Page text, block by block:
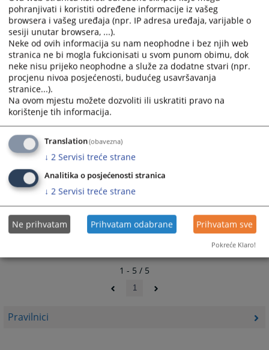
Pravilnici
and
select
a
date.
Press
the
mark
key
to
get
the
shortcuts
for
changing
dates.
and
select
date.
Press
the
mark
to
shortcuts
changing
dates.
19.03.2018.
Uputstvo o postupanju sa prijavom korupcije
Odluka o uspostavljanju WEB uredništva Okružnog
tužilaštva u Doboju
Pravilnik o unutrašnjoj organizaciji i poslovanju
1 - 5 / 5
1
pohranjivati i koristiti određene informacije iz vašeg
browsera i vašeg uređaja (npr. IP adresa uređaja, varijable o
sesiji unutar browsera, ...).
Neke od ovih informacija su nam neophodne i bez njih web
stranica ne bi mogla fukcionisati u svom punom obimu, dok
neke nisu prijeko neophodne a služe za dodatne stvari (npr.
procjenu nivoa posjećenosti, budućeg usavršavanja
stranice...).
Na ovom mjestu možete dozvoliti ili uskratiti pravo na
korištenje tih informacija.
Translation(obavezna)
↓ 2 Servisi treće strane
Analitika o posjećenosti stranica
↓ 2 Servisi treće strane
Ne prihvatam Prihvatam odabrane Prihvatam sve
Pokreće Klaro!